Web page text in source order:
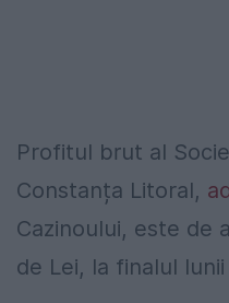
Profitul brut al
Constanța Litoral,
Cazinoului, este de
de Lei, la finalul